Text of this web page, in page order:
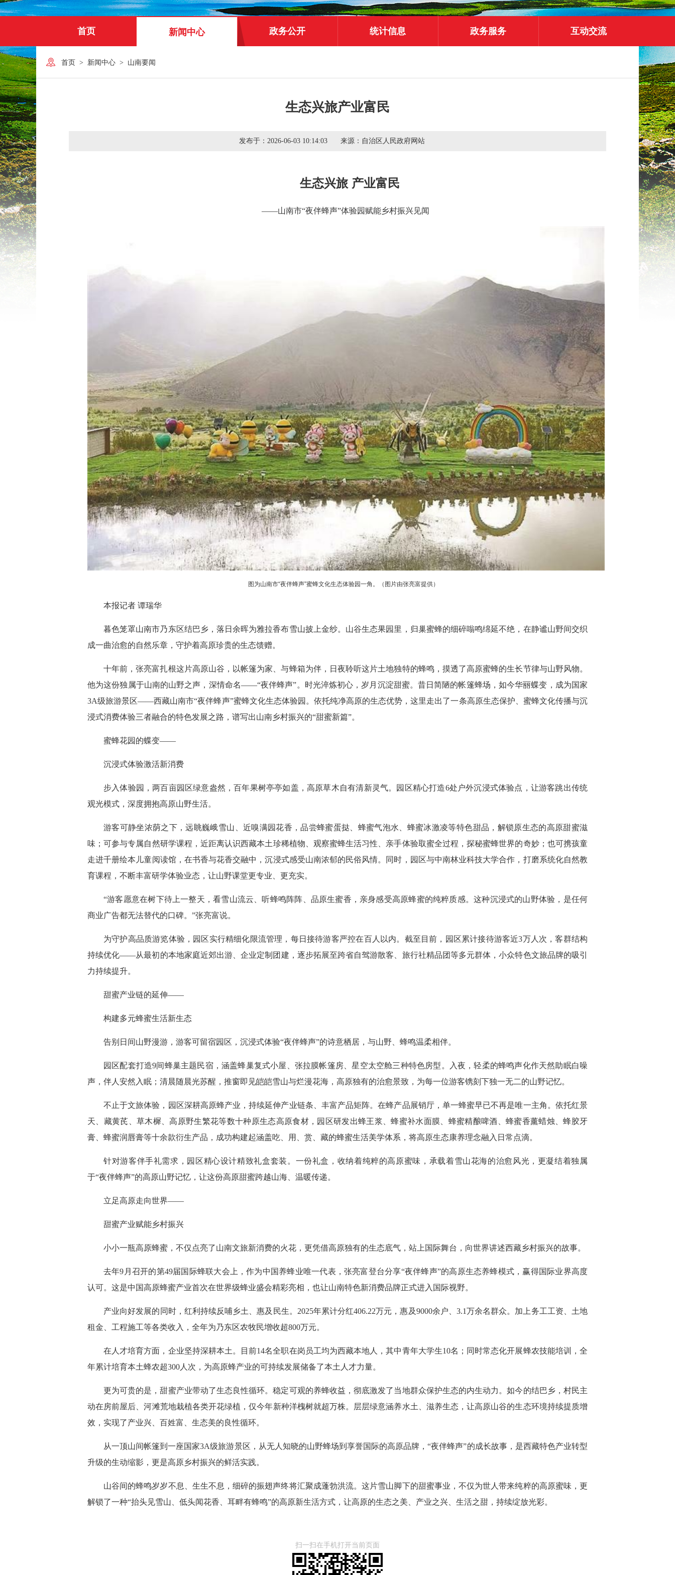
首页 新闻中心 政务公开 统计信息 政务服务 互动交流
首页 > 新闻中心 > 山南要闻
生态兴旅产业富民
发布于： 2026-06-03 10:14:03 来源： 自治区人民政府网站
生态兴旅 产业富民
——山南市“夜伴蜂声”体验园赋能乡村振兴见闻
图为山南市“夜伴蜂声”蜜蜂文化生态体验园一角。（图片由张亮富提供）
本报记者 谭瑞华
暮色笼罩山南市乃东区结巴乡，落日余晖为雅拉香布雪山披上金纱。山谷生态果园里，归巢蜜蜂的细碎嗡鸣绵延不绝，在静谧山野间交织
成一曲治愈的自然乐章，守护着高原珍贵的生态馈赠。
十年前，张亮富扎根这片高原山谷，以帐篷为家、与蜂箱为伴，日夜聆听这片土地独特的蜂鸣，摸透了高原蜜蜂的生长节律与山野风物。
他为这份独属于山南的山野之声，深情命名——“夜伴蜂声”。时光淬炼初心，岁月沉淀甜蜜。昔日简陋的帐篷蜂场，如今华丽蝶变，成为国家
3A级旅游景区——西藏山南市“夜伴蜂声”蜜蜂文化生态体验园。依托纯净高原的生态优势，这里走出了一条高原生态保护、蜜蜂文化传播与沉
浸式消费体验三者融合的特色发展之路，谱写出山南乡村振兴的“甜蜜新篇”。
蜜蜂花园的蝶变——
沉浸式体验激活新消费
步入体验园，两百亩园区绿意盎然，百年果树亭亭如盖，高原草木自有清新灵气。园区精心打造6处户外沉浸式体验点，让游客跳出传统
观光模式，深度拥抱高原山野生活。
游客可静坐浓荫之下，远眺巍峨雪山、近嗅满园花香，品尝蜂蜜蛋挞、蜂蜜气泡水、蜂蜜冰激凌等特色甜品，解锁原生态的高原甜蜜滋
味；可参与专属自然研学课程，近距离认识西藏本土珍稀植物、观察蜜蜂生活习性、亲手体验取蜜全过程，探秘蜜蜂世界的奇妙；也可携孩童
走进千册绘本儿童阅读馆，在书香与花香交融中，沉浸式感受山南浓郁的民俗风情。同时，园区与中南林业科技大学合作，打磨系统化自然教
育课程，不断丰富研学体验业态，让山野课堂更专业、更充实。
“游客愿意在树下待上一整天，看雪山流云、听蜂鸣阵阵、品原生蜜香，亲身感受高原蜂蜜的纯粹质感。这种沉浸式的山野体验，是任何
商业广告都无法替代的口碑。”张亮富说。
为守护高品质游览体验，园区实行精细化限流管理，每日接待游客严控在百人以内。截至目前，园区累计接待游客近3万人次，客群结构
持续优化——从最初的本地家庭近郊出游、企业定制团建，逐步拓展至跨省自驾游散客、旅行社精品团等多元群体，小众特色文旅品牌的吸引
力持续提升。
甜蜜产业链的延伸——
构建多元蜂蜜生活新生态
告别日间山野漫游，游客可留宿园区，沉浸式体验“夜伴蜂声”的诗意栖居，与山野、蜂鸣温柔相伴。
园区配套打造9间蜂巢主题民宿，涵盖蜂巢复式小屋、张拉膜帐篷房、星空太空舱三种特色房型。入夜，轻柔的蜂鸣声化作天然助眠白噪
声，伴人安然入眠；清晨随晨光苏醒，推窗即见皑皑雪山与烂漫花海，高原独有的治愈景致，为每一位游客镌刻下独一无二的山野记忆。
不止于文旅体验，园区深耕高原蜂产业，持续延伸产业链条、丰富产品矩阵。在蜂产品展销厅，单一蜂蜜早已不再是唯一主角。依托红景
天、藏黄芪、草木樨、高原野生繁花等数十种原生态高原食材，园区研发出蜂王浆、蜂蜜补水面膜、蜂蜜精酿啤酒、蜂蜜香薰蜡烛、蜂胶牙
膏、蜂蜜润唇膏等十余款衍生产品，成功构建起涵盖吃、用、赏、藏的蜂蜜生活美学体系，将高原生态康养理念融入日常点滴。
针对游客伴手礼需求，园区精心设计精致礼盒套装。一份礼盒，收纳着纯粹的高原蜜味，承载着雪山花海的治愈风光，更凝结着独属
于“夜伴蜂声”的高原山野记忆，让这份高原甜蜜跨越山海、温暖传递。
立足高原走向世界——
甜蜜产业赋能乡村振兴
小小一瓶高原蜂蜜，不仅点亮了山南文旅新消费的火花，更凭借高原独有的生态底气，站上国际舞台，向世界讲述西藏乡村振兴的故事。
去年9月召开的第49届国际蜂联大会上，作为中国养蜂业唯一代表，张亮富登台分享“夜伴蜂声”的高原生态养蜂模式，赢得国际业界高度
认可。这是中国高原蜂蜜产业首次在世界级蜂业盛会精彩亮相，也让山南特色新消费品牌正式进入国际视野。
产业向好发展的同时，红利持续反哺乡土、惠及民生。2025年累计分红406.22万元，惠及9000余户、3.1万余名群众。加上务工工资、土地
租金、工程施工等各类收入，全年为乃东区农牧民增收超800万元。
在人才培育方面，企业坚持深耕本土。目前14名全职在岗员工均为西藏本地人，其中青年大学生10名；同时常态化开展蜂农技能培训，全
年累计培育本土蜂农超300人次，为高原蜂产业的可持续发展储备了本土人才力量。
更为可贵的是，甜蜜产业带动了生态良性循环。稳定可观的养蜂收益，彻底激发了当地群众保护生态的内生动力。如今的结巴乡，村民主
动在房前屋后、河滩荒地栽植各类开花绿植，仅今年新种洋槐树就超万株。层层绿意涵养水土、滋养生态，让高原山谷的生态环境持续提质增
效，实现了产业兴、百姓富、生态美的良性循环。
从一顶山间帐篷到一座国家3A级旅游景区，从无人知晓的山野蜂场到享誉国际的高原品牌，“夜伴蜂声”的成长故事，是西藏特色产业转型
升级的生动缩影，更是高原乡村振兴的鲜活实践。
山谷间的蜂鸣岁岁不息、生生不息，细碎的振翅声终将汇聚成蓬勃洪流。这片雪山脚下的甜蜜事业，不仅为世人带来纯粹的高原蜜味，更
解锁了一种“抬头见雪山、低头闻花香、耳畔有蜂鸣”的高原新生活方式，让高原的生态之美、产业之兴、生活之甜，持续绽放光彩。
扫一扫在手机打开当前页面